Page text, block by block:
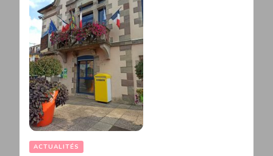
ACTUALITÉS